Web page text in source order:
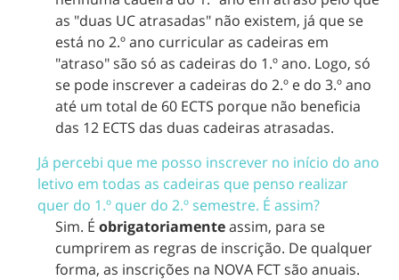
as "duas UC atrasadas" não existem, já que se
está no 2.º ano curricular as cadeiras em
"atraso" são só as cadeiras do 1.º ano. Logo, só
se pode inscrever a cadeiras do 2.º e do 3.º ano
até um total de 60 ECTS porque não beneficia
das 12 ECTS das duas cadeiras atrasadas.
Já percebi que me posso inscrever no início do ano
letivo em todas as cadeiras que penso realizar
quer do 1.º quer do 2.º semestre. É assim?
Sim. É obrigatoriamenteassim, para se
cumprirem as regras de inscrição. De qualquer
forma, as inscrições na NOVA FCT são anuais.